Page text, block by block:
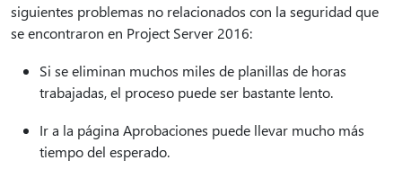
siguientes problemas no relacionados con la seguridad que
se encontraron en Project Server 2016:
Si se eliminan muchos miles de planillas de horas
trabajadas, el proceso puede ser bastante lento.
Ir a la página Aprobaciones puede llevar mucho más
tiempo del esperado.